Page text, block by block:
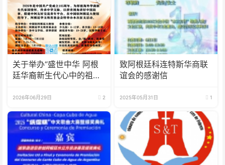
关于举办“盛世中华 阿根
廷华裔新生代心中的祖
2026年06月29日 2
致阿根廷科连特斯华商联
谊会的感谢信
2025年05月31日 1